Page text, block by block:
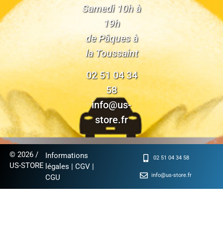
Samedi 10h à
19h
de Pâques à
la Toussaint
02 51 04 34
58
info@us-
store.fr
© 2026 /
US-STORE
Informations
légales |CGV
CGU
02 51 04 34 58
info@us-store.fr